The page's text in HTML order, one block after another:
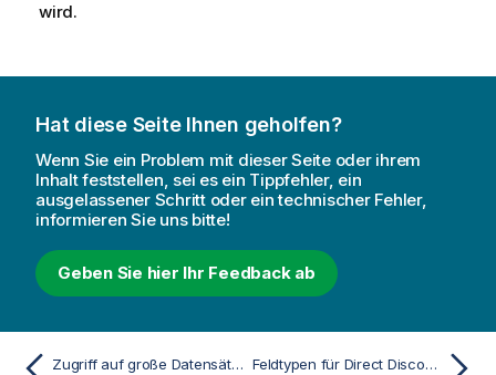
wird.
Hat diese Seite Ihnen geholfen?
Wenn Sie ein Problem mit dieser Seite oder ihrem
Inhalt feststellen, sei es ein Tippfehler, ein
ausgelassener Schritt oder ein technischer Fehler,
informieren Sie uns bitte!
Geben Sie hier Ihr Feedback ab
Zugriff auf große Datensätze mit Direct Discovery Feldtypen für Direct Discovery